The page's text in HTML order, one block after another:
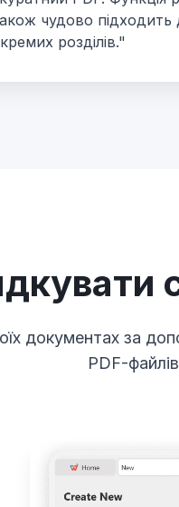
чудово підходить
розділів."
документах за
PDF-